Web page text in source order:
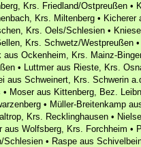
Krs. Friedland/Ostpreußen •
Krs. Miltenberg • Kicherer
Krs. Oels/Schlesien •
Krs. Schwetz/Westpreußen
aus Ockenheim, Krs. Mainz-
• Luttmer aus Rieste, Krs.
aus Schweinert, Krs. Schwerin
Moser aus Kittenberg, Bez.
• Müller-Breitenkamp
Krs. Recklinghausen •
aus Wolfsberg, Krs. Forchheim •
Schlesien • Raspe aus